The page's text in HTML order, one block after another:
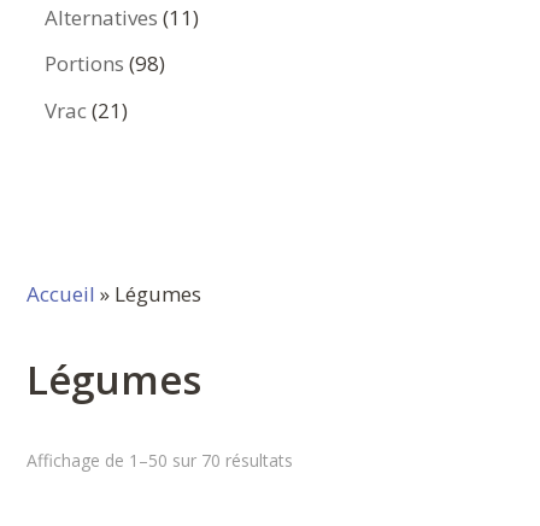
produits
Alternatives 1111
Portions 9898
Vrac 2121
Accueil » Légumes
Légumes
Affichage de 1–50 sur 70 résultats